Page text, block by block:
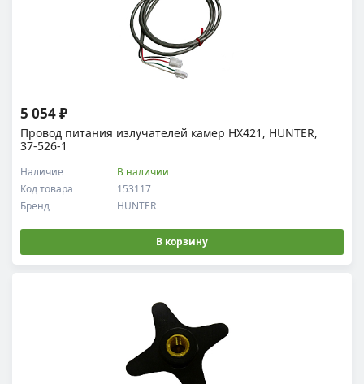
Провод питания излучателей камер HX421, HUNTER,
37-526-1
Код товара 153117
Наличие В наличии
Бренд HUNTER
5 054 ₽
В корзину